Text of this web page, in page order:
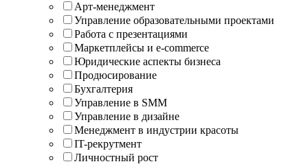
Арт-менеджмент
Управление образовательными проектами
Работа с презентациями
Маркетплейсы и e-commerce
Юридические аспекты бизнеса
Продюсирование
Бухгалтерия
Управление в SMM
Управление в дизайне
Менеджмент в индустрии красоты
IT-рекрутмент
Личностный рост